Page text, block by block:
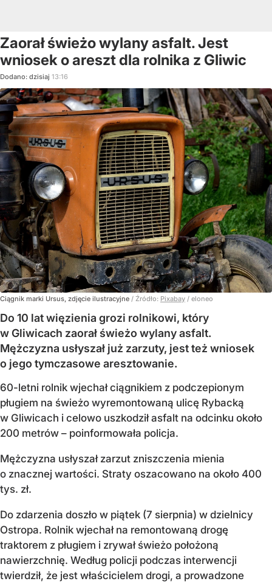
Zaorał świeżo wylany asfalt. Jest
wniosek o areszt dla rolnika z Gliwic
Dodano: dzisiaj 13:16
Ciągnik marki Ursus, zdjęcie ilustracyjne / Źródło: Pixabay / eloneo
Do 10 lat więzienia grozi rolnikowi, który
w Gliwicach zaorał świeżo wylany asfalt.
Mężczyzna usłyszał już zarzuty, jest też wniosek
o jego tymczasowe aresztowanie.
60-letni rolnik wjechał ciągnikiem z podczepionym
pługiem na świeżo wyremontowaną ulicę Rybacką
w Gliwicach i celowo uszkodził asfalt na odcinku około
200 metrów – poinformowała policja.
Mężczyzna usłyszał zarzut zniszczenia mienia
o znacznej wartości. Straty oszacowano na około 400
tys. zł.
Do zdarzenia doszło w piątek (7 sierpnia) w dzielnicy
Ostropa. Rolnik wjechał na remontowaną drogę
traktorem z pługiem i zrywał świeżo położoną
nawierzchnię. Według policji podczas interwencji
twierdził, że jest właścicielem drogi, a prowadzone